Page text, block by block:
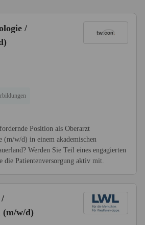
/
Position als Oberarzt
(m/w/d) in einem akademischen
Werden Sie Teil eines engagierten
die Patientenversorgung aktiv mit.
(m/w/d)